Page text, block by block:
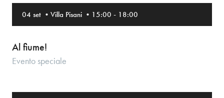
04 set • Villa Pisani • 15:00 - 18:00
Al fiume!
Evento speciale